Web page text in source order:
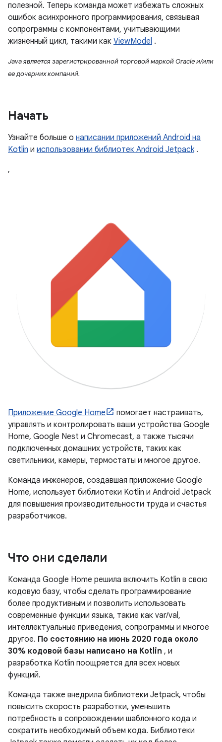
полезной. Теперь команда может избежать сложных
ошибок асинхронного программирования, связывая
сопрограммы с компонентами, учитывающими
жизненный цикл, такими как ViewModel .
Java является зарегистрированной торговой маркой Oracle и/или
ее дочерних компаний.
Начать
Узнайте больше о написании приложений Android на
Kotlin и использовании библиотек Android Jetpack.
,
Приложение Google Home
помогает настраивать,
управлять и контролировать ваши устройства Google
Home, Google Nest и Chromecast, а также тысячи
подключенных домашних устройств, таких как
светильники, камеры, термостаты и многое другое.
Команда инженеров, создавшая приложение Google
Home, использует библиотеки Kotlin и Android Jetpack
для повышения производительности труда и счастья
разработчиков.
Что они сделали
Команда Google Home решила включить Kotlin в свою
кодовую базу, чтобы сделать программирование
более продуктивным и позволить использовать
современные функции языка, такие как var/val,
интеллектуальные приведения, сопрограммы и многое
другое. По состоянию на июнь 2020 года около
30% кодовой базы написано на Kotlin , и
разработка Kotlin поощряется для всех новых
функций.
Команда также внедрила библиотеки Jetpack, чтобы
повысить скорость разработки, уменьшить
потребность в сопровождении шаблонного кода и
сократить необходимый объем кода. Библиотеки